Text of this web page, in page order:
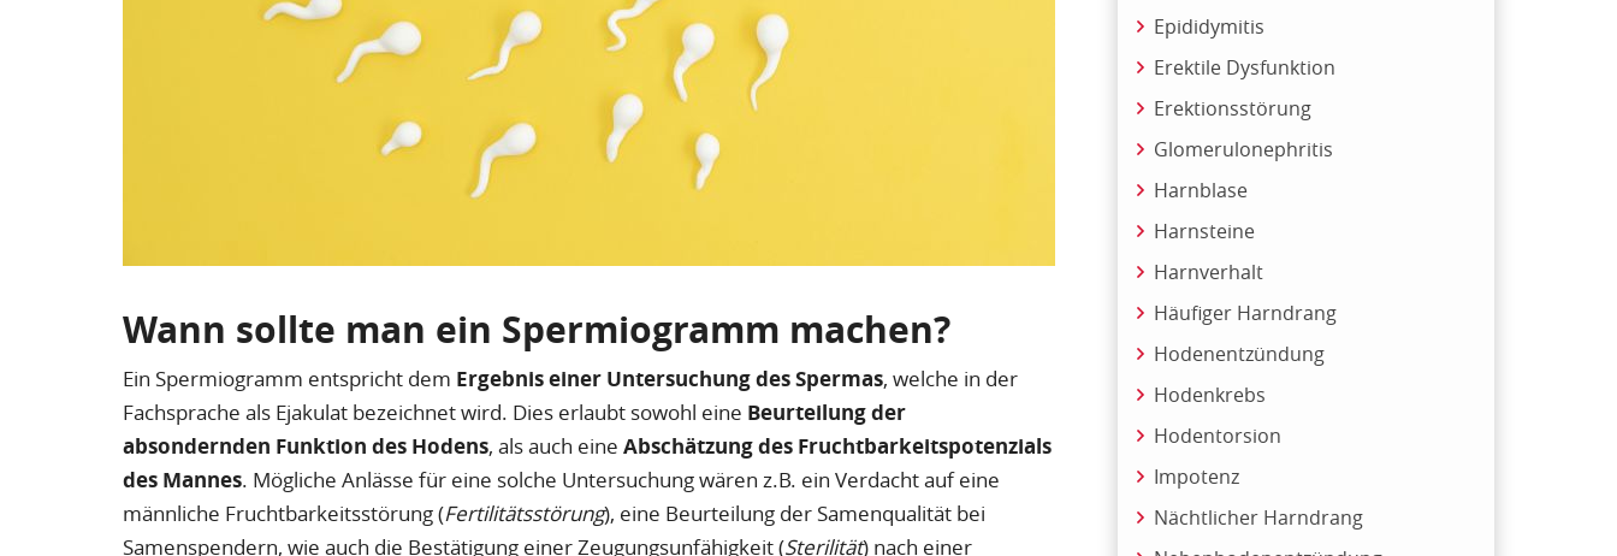
Wann sollte man ein Spermiogramm machen?
Ein Spermiogramm entspricht dem Ergebnis einer Untersuchung des Spermas, welche in der
Fachsprache als Ejakulat bezeichnet wird. Dies erlaubt sowohl eine Beurteilung der
absondernden Funktion des Hodens, als auch eine Abschätzung des Fruchtbarkeitspotenzials
des Mannes. Mögliche Anlässe für eine solche Untersuchung wären z.B. ein Verdacht auf eine
männliche Fruchtbarkeitsstörung (Fertilitätsstörung), eine Beurteilung der Samenqualität bei
Samenspendern, wie auch die Bestätigung einer Zeugungsunfähigkeit (Sterilität) nach einer
Epididymitis
Erektile Dysfunktion
Erektionsstörung
Glomerulonephritis
Harnblase
Harnsteine
Harnverhalt
Häufiger Harndrang
Hodenentzündung
Hodenkrebs
Hodentorsion
Impotenz
Nächtlicher Harndrang